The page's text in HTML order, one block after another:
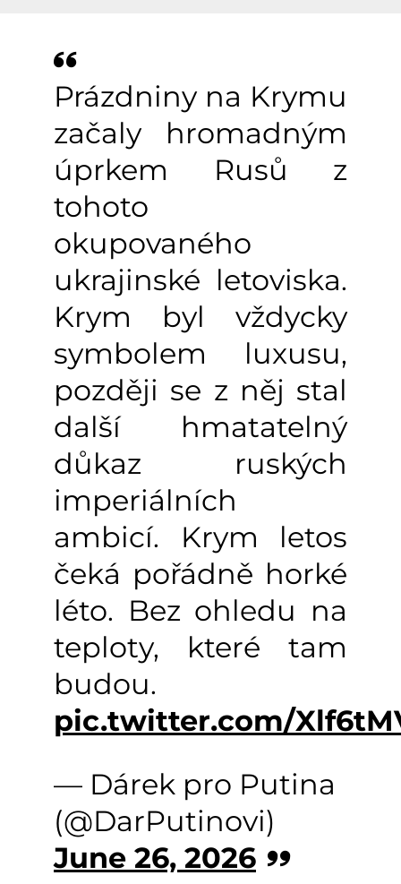
Prázdniny na Krymu
začaly hromadným
úprkem Rusů z
tohoto
okupovaného
ukrajinské letoviska.
Krym byl vždycky
symbolem luxusu,
později se z něj stal
další hmatatelný
důkaz ruských
imperiálních
ambicí. Krym letos
čeká pořádně horké
léto. Bez ohledu na
teploty, které tam
budou.
pic.twitter.com/
— Dárek pro Putina
(@DarPutinovi)
June 26, 2026